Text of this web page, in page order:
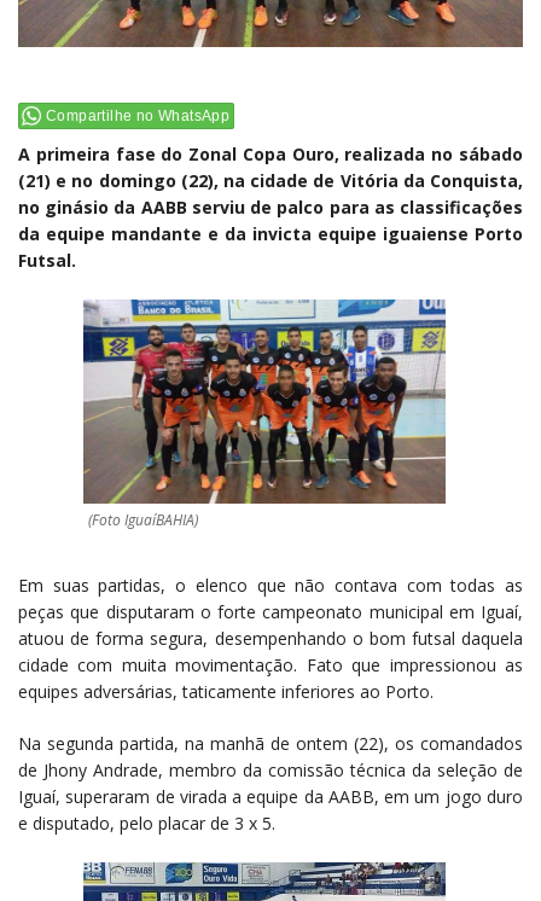
Compartilhe no WhatsApp
A primeira fase do Zonal Copa Ouro, realizada no sábado
(21) e no domingo (22), na cidade de Vitória da Conquista,
no ginásio da AABB serviu de palco para as classificações
da equipe mandante e da invicta equipe iguaiense Porto
Futsal.
(Foto IguaíBAHIA)
Em suas partidas, o elenco que não contava com todas as
peças que disputaram o forte campeonato municipal em Iguaí,
atuou de forma segura, desempenhando o bom futsal daquela
cidade com muita movimentação. Fato que impressionou as
equipes adversárias, taticamente inferiores ao Porto.
Na segunda partida, na manhã de ontem (22), os comandados
de Jhony Andrade, membro da comissão técnica da seleção de
Iguaí, superaram de virada a equipe da AABB, em um jogo duro
e disputado, pelo placar de 3 x 5.